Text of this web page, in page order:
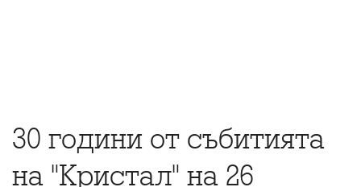
30 години от събитията
на "Кристал" на 26